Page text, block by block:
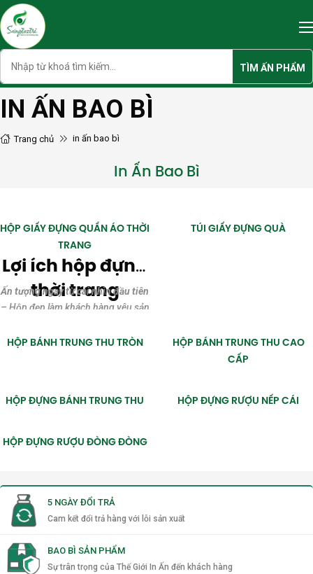
Skip
to
content
TÌM ẤN PHẨM
IN ẤN BAO BÌ
Trang chủ in ấn bao bì
In Ấn Bao Bì
HỘP GIẤY ĐỰNG QUẦN ÁO THỜI
TRANG
Lợi ích hộp đựng
thời trang
Ấn tượng ngay từ cái nhìn đầu tiên
– Hộp đẹp làm khách hàng yêu sản
Tăng giá trị cảm nhận sản phẩm–
Logo in nổi bật, dễ ghi nhớ.
áo nguyên vẹn, tránh nhăn hay bụi
thu– Trải nghiệm mở hộp tạo
thiện cảm, khách quay lại mua tiếp.
TÚI GIẤY ĐỰNG QUÀ
HỘP BÁNH TRUNG THU TRÒN
HỘP BÁNH TRUNG THU CAO
CẤP
HỘP ĐỰNG BÁNH TRUNG THU HỘP ĐỰNG RƯỢU NẾP CÁI
HỘP ĐỰNG RƯỢU ĐÒNG ĐÒNG
Cam kết đổi trả hàng với lỗi sản xuất
5 NGÀY ĐỔI TRẢ
Sự trân trọng của Thế Giới In Ấn đến khách hàng
BAO BÌ SẢN PHẨM